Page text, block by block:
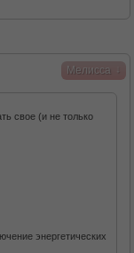
Мелисса
свое (и не только
энергетических